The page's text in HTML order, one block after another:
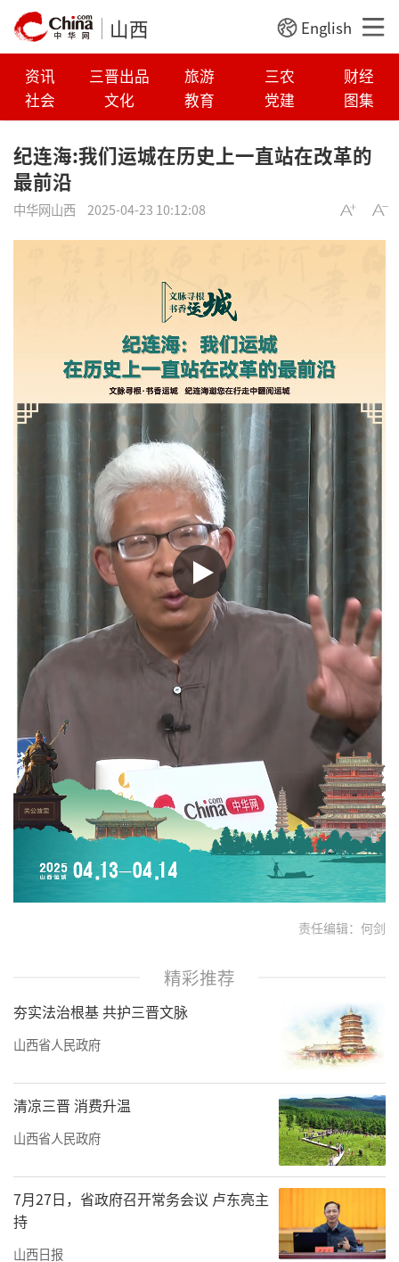
山西 English
资讯 三晋出品 旅游 三农
财经
社会
文化 教育 党建 图集
纪连海:我们运城在历史上一直站在改革的
最前沿
中华网山西 2025-04-23 10:12:08
责任编辑：何剑
精彩推荐
夯实法治根基 共护三晋文脉
山西省人民政府
清凉三晋 消费升温
山西省人民政府
7月27日，省政府召开常务会议 卢东亮主
持
山西日报